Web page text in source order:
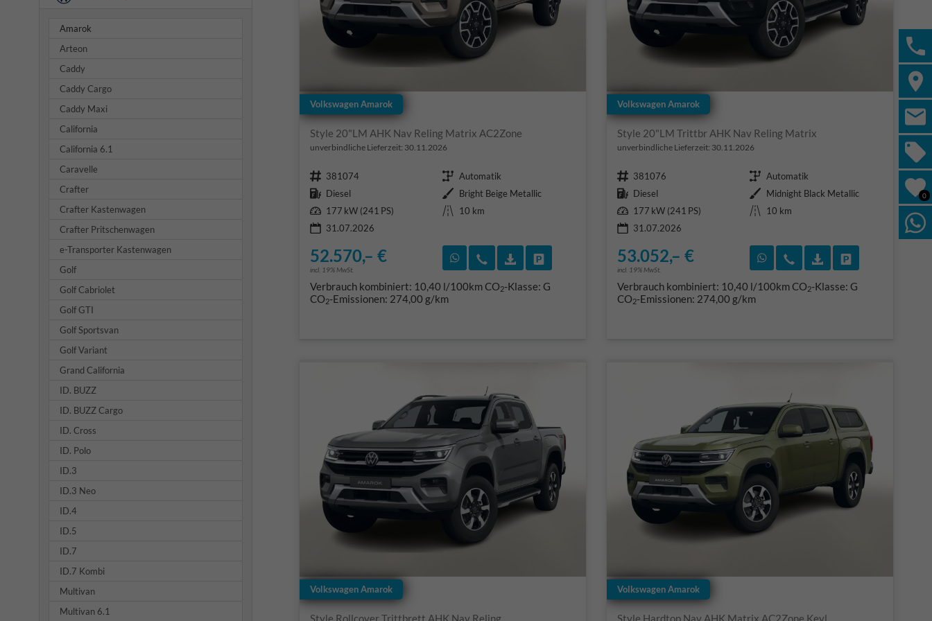
Volkswagen Amarok
Style 20"LM AHK Nav Reling Matrix AC2Zone
unverbindliche Lieferzeit: 30.11.2026
Fahrzeugnr. 381074 Getriebe Automatik
Kraftstoff Diesel Außenfarbe Bright Beige Metallic
Leistung 177 kW (241 PS) Kilometerstand
10 km
31.07.2026
52.570,– €
incl. 19% MwSt.
Rückruf vereinbaren
Wir rufen Sie an
Fahrzeugexposé (PDF)
Fahrzeug parken
Verbrauch kombiniert: 10,40 l/100kmCO2-Klasse: G
CO2-Emissionen: 274,00 g/km
Volkswagen Amarok
Style 20"LM Trittbr AHK Nav Reling Matrix
unverbindliche Lieferzeit: 30.11.2026
Fahrzeugnr. 381076 Getriebe Automatik
Kraftstoff Diesel Außenfarbe Midnight Black Metallic
Leistung 177 kW (241 PS) Kilometerstand
10 km
31.07.2026
53.052,– €
incl. 19% MwSt.
Rückruf vereinbaren
Wir rufen Sie an
Fahrzeugexposé
Verbrauch kombiniert: 10,40 l/100kmCO2-Klasse: G
CO2-Emissionen: 274,00 g/km
Volkswagen Amarok
Style Rollcover Trittbrett AHK Nav Reling
Volkswagen Amarok
Style Hardtop Nav AHK Matrix AC2Zone Keyl
Amarok
Arteon
Caddy
Caddy Cargo
Caddy Maxi
California
California 6.1
Caravelle
Crafter
Crafter Kastenwagen
Crafter Pritschenwagen
e-Transporter Kastenwagen
Golf
Golf Cabriolet
Golf GTI
Golf Sportsvan
Golf Variant
Grand California
ID. BUZZ
ID. BUZZ Cargo
ID. Cross
ID. Polo
ID.3
ID.3 Neo
ID.4
ID.5
ID.7
ID.7 Kombi
Multivan
Multivan 6.1
0